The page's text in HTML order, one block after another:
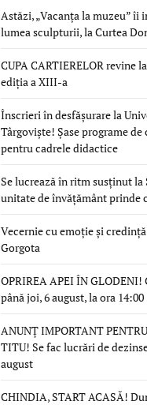
Astăzi, „Vacanța la muzeu” îi
lumea sculpturii, la Curtea
CUPA CARTIERELOR revine
ediția a XIII-a
Înscrieri în desfășurare la
Târgoviște! Șase programe
pentru cadrele didactice
Se lucrează în ritm susținut la
unitate de învățământ prinde
Vecernie cu emoție și
Gorgota
OPRIREA APEI ÎN
până joi, 6 august, la ora 14:00
ANUNȚ IMPORTANT
TITU! Se fac lucrări de
august
CHINDIA, START ACASĂ!